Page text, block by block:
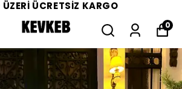
ÜCRETSİZ KARGO
0